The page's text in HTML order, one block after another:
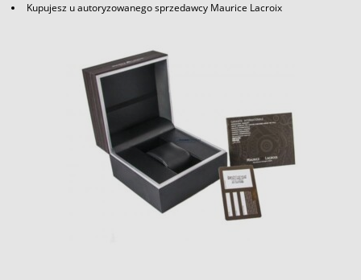
Kupujesz u autoryzowanego sprzedawcy Maurice Lacroix